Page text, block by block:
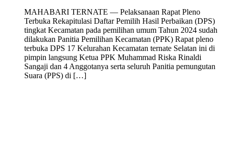
MAHABARI TERNATE — Pelaksanaan Rapat Pleno
Terbuka Rekapitulasi Daftar Pemilih Hasil Perbaikan (DPS)
tingkat Kecamatan pada pemilihan umum Tahun 2024 sudah
dilakukan Panitia Pemilihan Kecamatan (PPK) Rapat pleno
terbuka DPS 17 Kelurahan Kecamatan ternate Selatan ini di
pimpin langsung Ketua PPK Muhammad Riska Rinaldi
Sangaji dan 4 Anggotanya serta seluruh Panitia pemungutan
Suara (PPS) di […]